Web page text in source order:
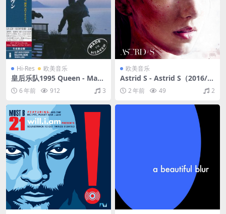
Hi-Res 欧美音乐
皇后乐队1995 Queen - Made
In Heaven 2012 SHM（SAC
D/ISO/2.84G）
6 年前 912 3
欧美音乐
Astrid S - Astrid S（2016/F
LAC/EP分轨/120M）
2 年前 49 2